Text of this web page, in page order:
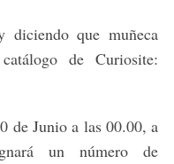
que muñeca
de Curiosite:
de Junio a las 00.00, a
un número de